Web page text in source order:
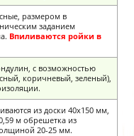
размером в
заданием
Впиливаются ройки в
с возможностью
коричневый, зеленый),
из доски 40х150 мм,
м обрешетка из
20-25 мм.